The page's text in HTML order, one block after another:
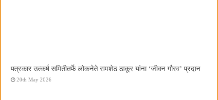
पत्रकार उत्कर्ष समितीतर्फे लोकनेते रामशेठ ठाकूर यांना ‌‘जीवन गौरव‌’ प्रदान
20th May 2026